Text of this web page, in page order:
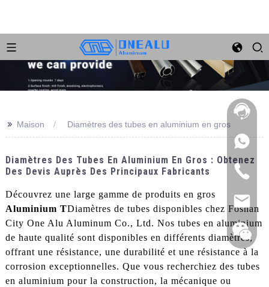
>> Maison Diamètres des tubes en aluminium en gros
Diamètres Des Tubes En Aluminium En Gros : Obtenez
Des Devis Auprès Des Principaux Fabricants
Découvrez une large gamme de produits en gros
Aluminium TDiamètres de tubes disponibles chez Foshan
City One Alu Aluminum Co., Ltd. Nos tubes en aluminium
de haute qualité sont disponibles en différents diamètres,
offrant une résistance, une durabilité et une résistance à la
corrosion exceptionnelles. Que vous recherchiez des tubes
en aluminium pour la construction, la mécanique ou